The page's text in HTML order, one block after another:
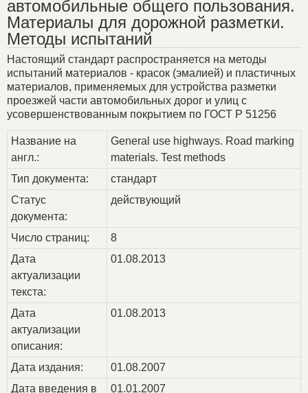
автомобильные общего пользования.
Материалы для дорожной разметки.
Методы испытаний
Настоящий стандарт распространяется на методы
испытаний материалов - красок (эмалией) и пластичных
материалов, применяемых для устройства разметки
проезжей части автомобильных дорог и улиц с
усовершенствованным покрытием по ГОСТ Р 51256
Название на
англ.:
General use highways. Road marking
materials. Test methods
Тип документа:
стандарт
Статус
документа:
действующий
Число страниц:
8
Дата
актуализации
текста:
01.08.2013
Дата
актуализации
описания:
01.08.2013
Дата издания:
01.08.2007
Дата введения в
01.01.2007